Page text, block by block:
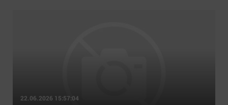
22.06.2026 15:57:04